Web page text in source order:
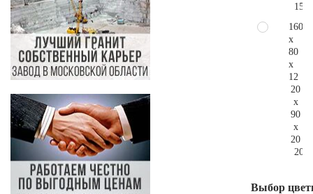
160
x
80
x
12
20
x
90
x
20
Выбор